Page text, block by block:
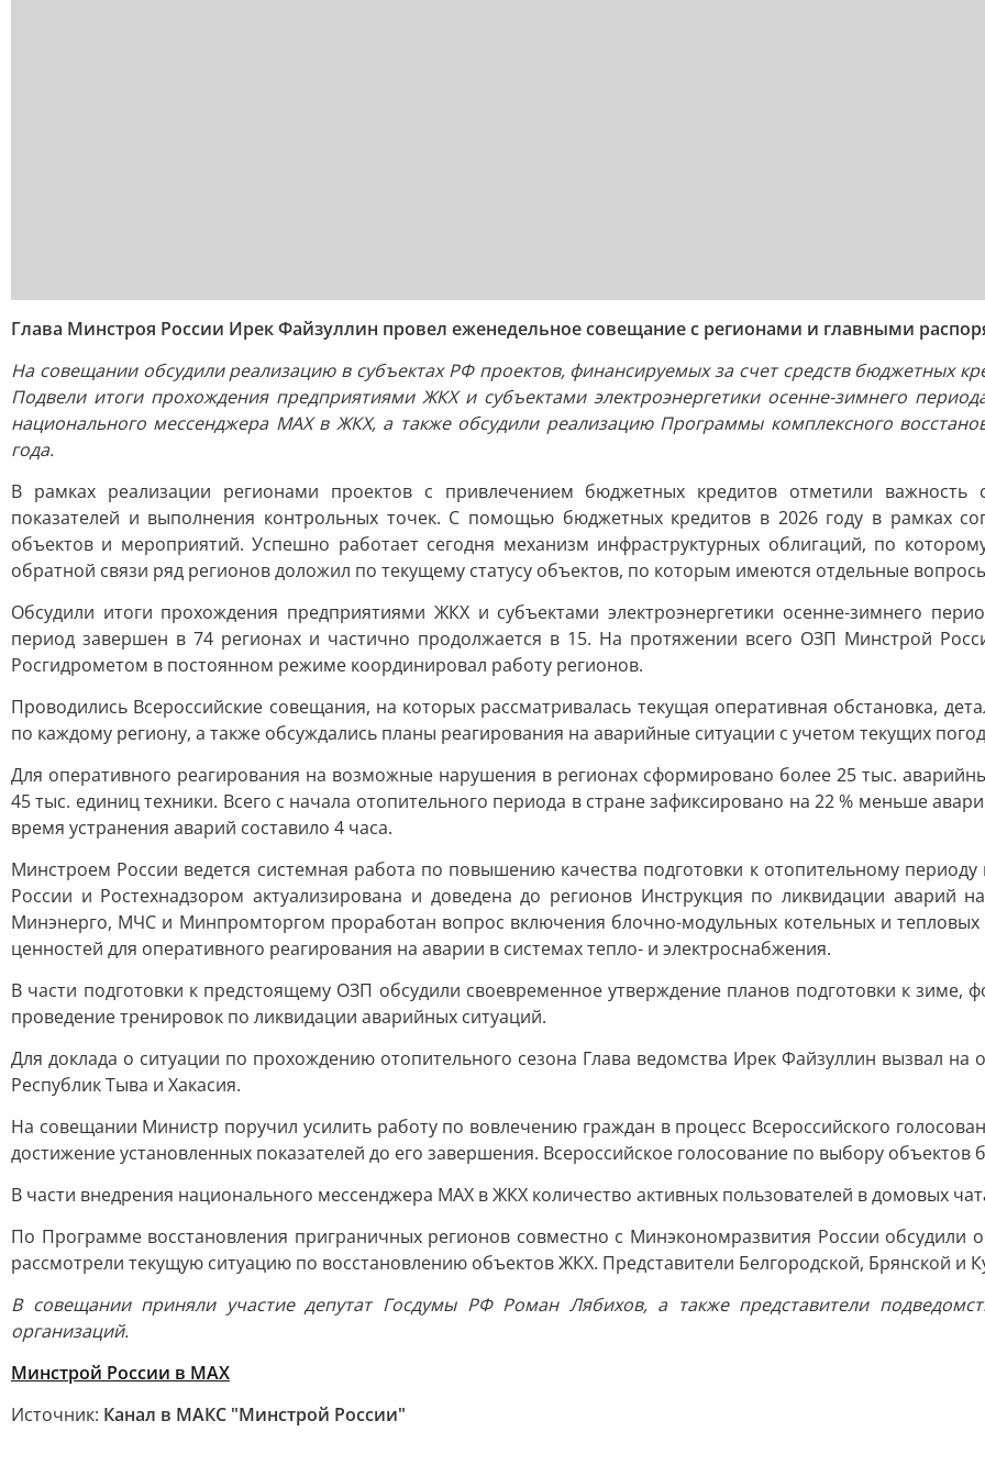
Глава Минстроя России Ирек Файзуллин провел еженедельное совещание с регионами и главными
На совещании обсудили реализацию в субъектах РФ проектов, финансируемых за счет средств бюджетных
Подвели итоги прохождения предприятиями ЖКХ и субъектами электроэнергетики осенне-зимнего
национального мессенджера МАХ в ЖКХ, а также обсудили реализацию Программы комплексного
года.
В рамках реализации регионами проектов с привлечением бюджетных кредитов отметили важность
показателей и выполнения контрольных точек. С помощью бюджетных кредитов в 2026 году в рамках
объектов и мероприятий. Успешно работает сегодня механизм инфраструктурных облигаций, по
обратной связи ряд регионов доложил по текущему статусу объектов, по которым имеются отдельные
Обсудили итоги прохождения предприятиями ЖКХ и субъектами электроэнергетики осенне-зимнего
период завершен в 74 регионах и частично продолжается в 15. На протяжении всего ОЗП Минстрой
Росгидрометом в постоянном режиме координировал работу регионов.
Проводились Всероссийские совещания, на которых рассматривалась текущая оперативная обстановка,
по каждому региону, а также обсуждались планы реагирования на аварийные ситуации с учетом текущих
Для оперативного реагирования на возможные нарушения в регионах сформировано более 25 тыс.
45 тыс. единиц техники. Всего с начала отопительного периода в стране зафиксировано на 22 % меньше
время устранения аварий составило 4 часа.
Минстроем России ведется системная работа по повышению качества подготовки к отопительному
России и Ростехнадзором актуализирована и доведена до регионов Инструкция по ликвидации аварий
Минэнерго, МЧС и Минпромторгом проработан вопрос включения блочно-модульных котельных и тепловых
ценностей для оперативного реагирования на аварии в системах тепло- и электроснабжения.
В части подготовки к предстоящему ОЗП обсудили своевременное утверждение планов подготовки к зиме,
проведение тренировок по ликвидации аварийных ситуаций.
Для доклада о ситуации по прохождению отопительного сезона Глава ведомства Ирек Файзуллин вызвал на
Республик Тыва и Хакасия.
На совещании Министр поручил усилить работу по вовлечению граждан в процесс Всероссийского
достижение установленных показателей до его завершения. Всероссийское голосование по выбору объектов
В части внедрения национального мессенджера МАХ в ЖКХ количество активных пользователей в домовых
По Программе восстановления приграничных регионов совместно с Минэкономразвития России
рассмотрели текущую ситуацию по восстановлению объектов ЖКХ. Представители Белгородской, Брянской и
В совещании приняли участие депутат Госдумы РФ Роман Лябихов, а также представители
организаций.
Минстрой России в MAX
Источник: Канал в МАКС "Минстрой России"